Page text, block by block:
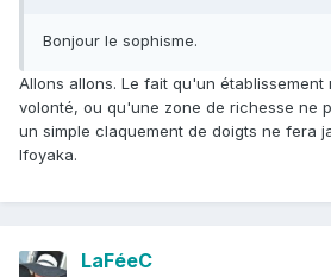
Bonjour le sophisme.
Allons allons. Le fait qu'un établissement
volonté, ou qu'une zone de richesse ne
un simple claquement de doigts ne fera
Ifoyaka.
LaFéeC